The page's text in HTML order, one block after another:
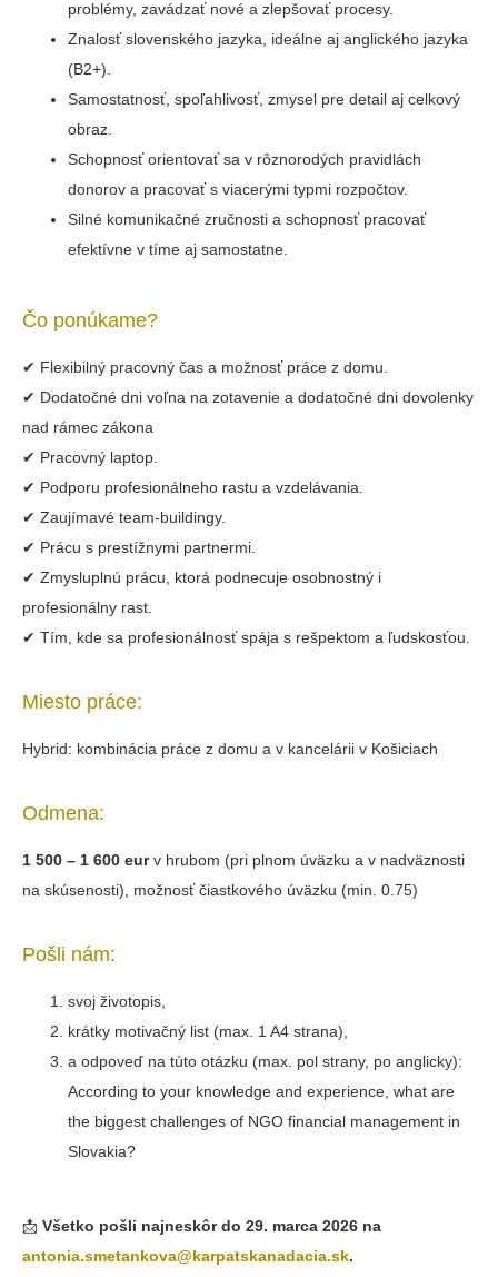
problémy, zavádzať nové a zlepšovať procesy.
Znalosť slovenského jazyka, ideálne aj anglického jazyka
(B2+).
Samostatnosť, spoľahlivosť, zmysel pre detail aj celkový
obraz.
Schopnosť orientovať sa v rôznorodých pravidlách
donorov a pracovať s viacerými typmi rozpočtov.
Silné komunikačné zručnosti a schopnosť pracovať
efektívne v tíme aj samostatne.
Čo ponúkame?
✔ Flexibilný pracovný čas a možnosť práce z domu.
✔ Dodatočné dni voľna na zotavenie a dodatočné dni dovolenky
nad rámec zákona
✔ Pracovný laptop.
✔ Podporu profesionálneho rastu a vzdelávania.
✔ Zaujímavé team-buildingy.
✔ Prácu s prestížnymi partnermi.
✔ Zmysluplnú prácu, ktorá podnecuje osobnostný i
profesionálny rast.
✔ Tím, kde sa profesionálnosť spája s rešpektom a ľudskosťou.
Miesto práce:
Hybrid: kombinácia práce z domu a v kancelárii v Košiciach
Odmena:
1 500 – 1 600 eurv hrubom (pri plnom úväzku a v nadväznosti
na skúsenosti), možnosť čiastkového úväzku (min. 0.75)
Pošli nám:
svoj životopis,
krátky motivačný list (max. 1 A4 strana),
a odpoveď na túto otázku (max. pol strany, po anglicky):
According to your knowledge and experience, what are
the biggest challenges of NGO financial management in
Slovakia?
📩 Všetko pošli najneskôr do 29. marca 2026 na
antonia.smetankova@karpatskanadacia.sk.